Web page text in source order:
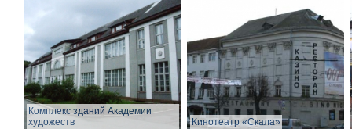
Комплекс зданий Академии
художеств
Кинотеатр «Скала»